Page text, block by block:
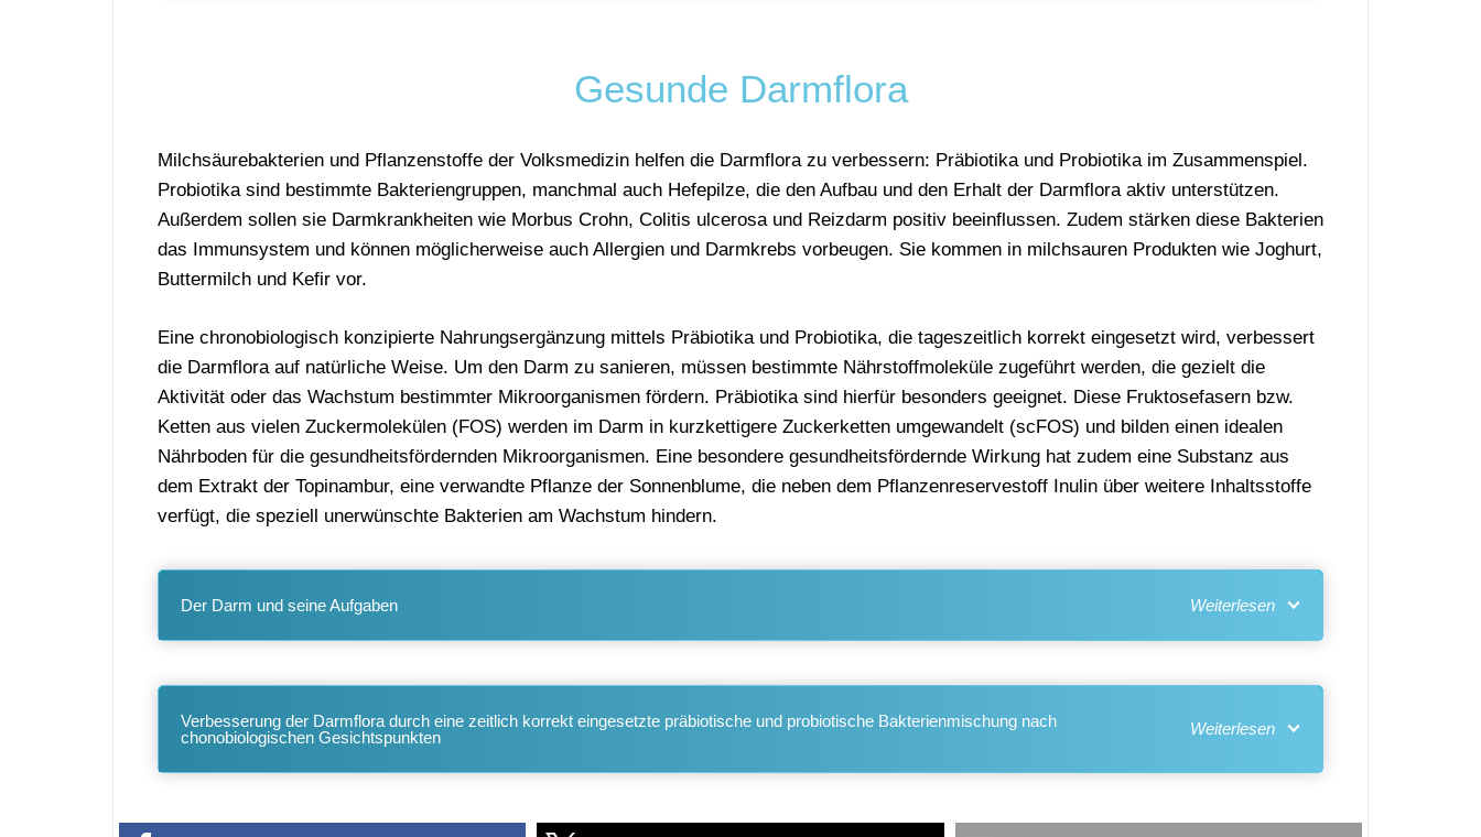
Gesunde Darmflora
Milchsäurebakterien und Pflanzenstoffe der Volksmedizin helfen die Darmflora zu verbessern: Präbiotika und Probiotika im Zusammenspiel.
Probiotika sind bestimmte Bakteriengruppen, manchmal auch Hefepilze, die den Aufbau und den Erhalt der Darmflora aktiv unterstützen.
Außerdem sollen sie Darmkrankheiten wie Morbus Crohn, Colitis ulcerosa und Reizdarm positiv beeinflussen. Zudem stärken diese Bakterien
das Immunsystem und können möglicherweise auch Allergien und Darmkrebs vorbeugen. Sie kommen in milchsauren Produkten wie Joghurt,
Buttermilch und Kefir vor.
Eine chronobiologisch konzipierte Nahrungsergänzung mittels Präbiotika und Probiotika, die tageszeitlich korrekt eingesetzt wird, verbessert
die Darmflora auf natürliche Weise. Um den Darm zu sanieren, müssen bestimmte Nährstoffmoleküle zugeführt werden, die gezielt die
Aktivität oder das Wachstum bestimmter Mikroorganismen fördern. Präbiotika sind hierfür besonders geeignet. Diese Fruktosefasern bzw.
Ketten aus vielen Zuckermolekülen (FOS) werden im Darm in kurzkettigere Zuckerketten umgewandelt (scFOS) und bilden einen idealen
Nährboden für die gesundheitsfördernden Mikroorganismen. Eine besondere gesundheitsfördernde Wirkung hat zudem eine Substanz aus
dem Extrakt der Topinambur, eine verwandte Pflanze der Sonnenblume, die neben dem Pflanzenreservestoff Inulin über weitere Inhaltsstoffe
verfügt, die speziell unerwünschte Bakterien am Wachstum hindern.
Der Darm und seine Aufgaben
Verbesserung der Darmflora durch eine zeitlich korrekt eingesetzte präbiotische und probiotische Bakterienmischung nach
chonobiologischen Gesichtspunkten